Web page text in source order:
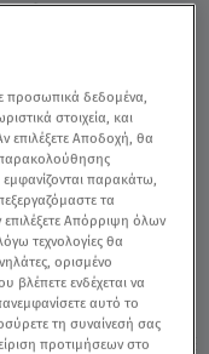
Του
προσωπικά δεδομένα,
στοιχεία, και
Αποδοχή, θα
παρακολούθησης
παρακάτω,
τα
Απόρριψη όλων
τεχνολογίες θα
ορισμένο
βλέπετε ενδέχεται να
αυτό το
τη συναίνεσή σας
προτιμήσεων στο